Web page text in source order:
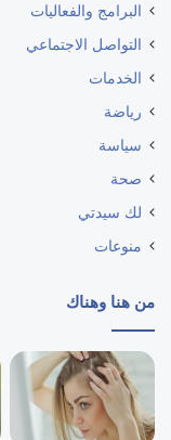
البرامج والفعاليات
التواصل الاجتماعي
الخدمات
رياضة
سياسة
صحة
لك سيدتي
منوعات
من هنا وهناك